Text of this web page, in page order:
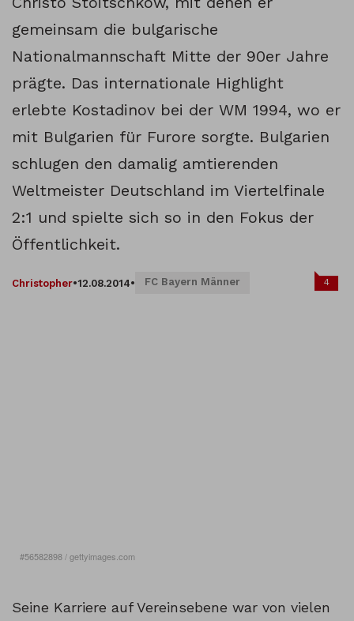
gemeinsam die bulgarische
Nationalmannschaft Mitte der 90er Jahre
prägte. Das internationale Highlight
erlebte Kostadinov bei der WM 1994, wo er
mit Bulgarien für Furore sorgte. Bulgarien
schlugen den damalig amtierenden
Weltmeister Deutschland im Viertelfinale
2:1 und spielte sich so in den Fokus der
Öffentlichkeit.
Christopher•12.08.2014• FC Bayern Männer 4
Drittanbieter weitergegeben werden.
#56582898/gettyimages.com
Seine Karriere auf Vereinsebene war von vielen